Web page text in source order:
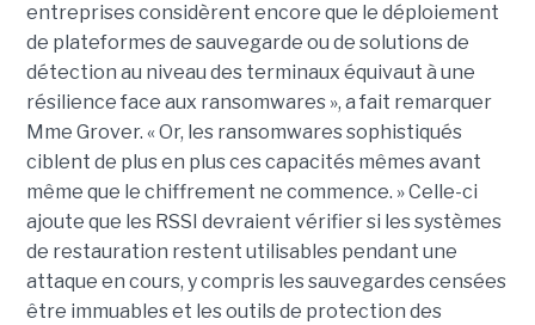
entreprises considèrent encore que le déploiement
de plateformes de sauvegarde ou de solutions de
détection au niveau des terminaux équivaut à une
résilience face aux ransomwares », a fait remarquer
Mme Grover. « Or, les ransomwares sophistiqués
ciblent de plus en plus ces capacités mêmes avant
même que le chiffrement ne commence. » Celle-ci
ajoute que les RSSI devraient vérifier si les systèmes
de restauration restent utilisables pendant une
attaque en cours, y compris les sauvegardes censées
être immuables et les outils de protection des